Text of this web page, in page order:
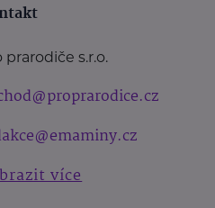
prarodiče s.r.o.
více